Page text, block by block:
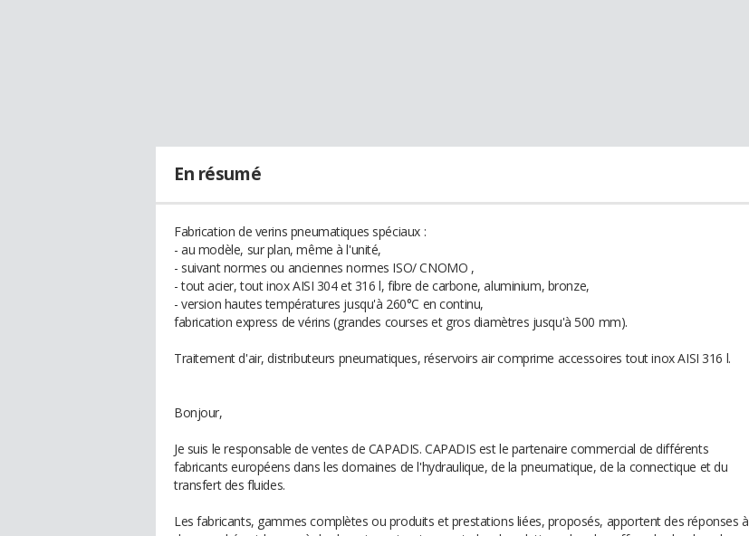
En résumé
Fabrication de verins pneumatiques spéciaux :
- au modèle, sur plan, même à l'unité,
- suivant normes ou anciennes normes ISO/ CNOMO ,
- tout acier, tout inox AISI 304 et 316 l, fibre de carbone, aluminium, bronze,
- version hautes températures jusqu'à 260°C en continu,
fabrication express de vérins (grandes courses et gros diamètres jusqu'à 500 mm).
Traitement d'air, distributeurs pneumatiques, réservoirs air comprime accessoires tout inox AISI 316 l.
Bonjour,
Je suis le responsable de ventes de CAPADIS. CAPADIS est le partenaire commercial de différents
fabricants européens dans les domaines de l'hydraulique, de la pneumatique, de la connectique et du
transfert des fluides.
Les fabricants, gammes complètes ou produits et prestations liées, proposés, apportent des réponses à